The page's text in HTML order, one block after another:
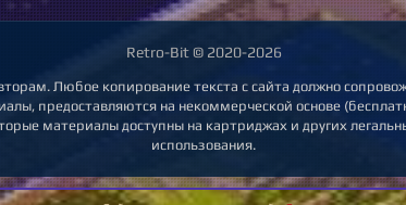
Retro-Bit © 2020-2026
Любое копирование текста с сайта должно
предоставляются на некоммерческой основе
материалы доступны на картриджах и других
использования.